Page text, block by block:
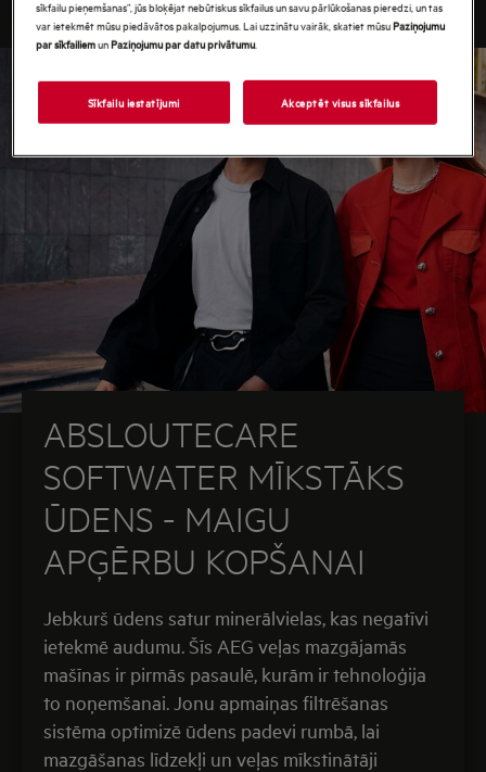
ABSLOUTECARE
SOFTWATER MĪKSTĀKS
ŪDENS - MAIGU
APĢĒRBU KOPŠANAI
Jebkurš ūdens satur minerālvielas, kas negatīvi
ietekmē audumu. Šīs AEG veļas mazgājamās
mašīnas ir pirmās pasaulē, kurām ir tehnoloģija
to noņemšanai. Jonu apmaiņas filtrēšanas
sistēma optimizē ūdens padevi rumbā, lai
mazgāšanas līdzekļi un veļas mīkstinātāji
sīkfailu pieņemšanas”, jūs bloķējat nebūtiskus sīkfailus un savu pārlūkošanas pieredzi, un tas
var ietekmēt mūsu piedāvātos pakalpojumus. Lai uzzinātu vairāk, skatiet mūsuPaziņojumu
par sīkfailiemunPaziņojumu par datu privātumu.
Sīkfailu iestatījumi Akceptēt visus sīkfailus